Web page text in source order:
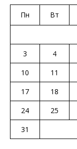
Пн Вт
3
4
10
11
17
18
24
25
31